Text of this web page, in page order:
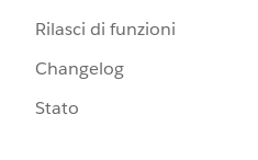
Rilasci di funzioni
Changelog
Stato